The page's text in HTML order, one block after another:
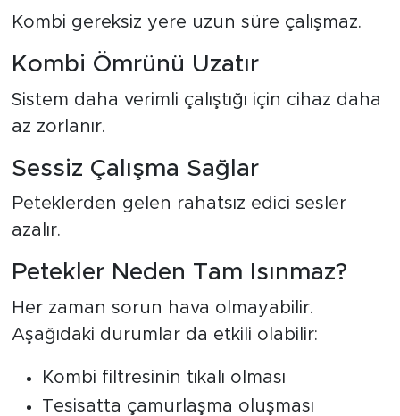
Kombi gereksiz yere uzun süre çalışmaz.
Kombi Ömrünü Uzatır
Sistem daha verimli çalıştığı için cihaz daha
az zorlanır.
Sessiz Çalışma Sağlar
Peteklerden gelen rahatsız edici sesler
azalır.
Petekler Neden Tam Isınmaz?
Her zaman sorun hava olmayabilir.
Aşağıdaki durumlar da etkili olabilir:
Kombi filtresinin tıkalı olması
Tesisatta çamurlaşma oluşması